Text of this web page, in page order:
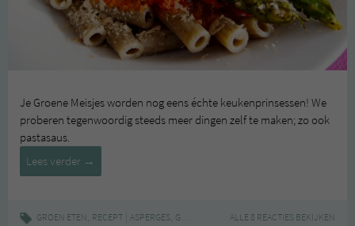
Je Groene Meisjes worden nog eens échte keukenprinsessen! We
proberen tegenwoordig steeds meer dingen zelf te maken; zo ook
pastasaus.
Lees verder Groen
in
seizoen:
→
GROEN ETEN, RECEPT ASPERGES, GEZOND GROEN IN HET SEIZOEN,HOMEMADE
ALLE 8 REACTIES BEKIJKEN